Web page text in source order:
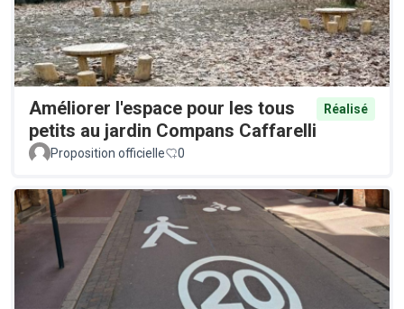
Améliorer l'espace pour les tous
petits au jardin Compans Caffarelli
Réalisé
Proposition officielle 0